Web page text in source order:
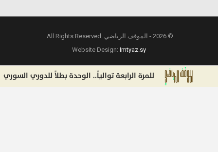
© 2026 - الموقف الرياضي. All Rights Reserved.
Website Design:Imtyaz.sy
للمرة الرابعة توالياً.. الوحدة بطلاً للدوري السوري